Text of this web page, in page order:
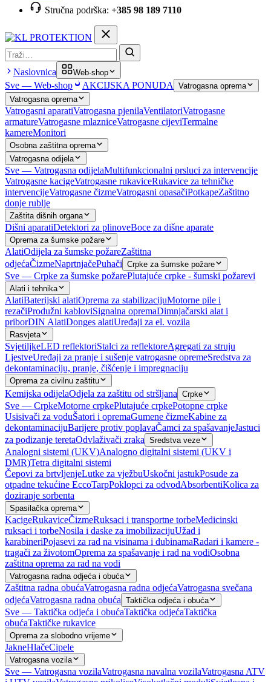
Stručna podrška: +385 98 189 7110
Pretraga
Naslovnica Web-shop
Sve — Web-shop AKCIJSKA PONUDA
Vatrogasna oprema
Vatrogasna oprema
Vatrogasni aparatiVatrogasna pjenilaVentilatoriVatrogasne
armatureVatrogasne mlazniceVatrogasne cijeviTermalne
kamereMonitori
Osobna zaštitna oprema
Vatrogasna odijela
Sve — Vatrogasna odijelaMultifunkcionalni prsluci za intervencije
Vatrogasne kacigeVatrogasne rukaviceRukavice za tehničke
intervencijeVatrogasne čizmeVatrogasni opasačiPotkapeZaštitno
donje rublje
Zaštita dišnih organa
Dišni aparatiDetektori za plinoveBoce za dišne aparate
Oprema za šumske požare
AlatiOdijela za šumske požareZaštitna
odjećaČizmeNaprtnjačePuhači Crpke za šumske požare
Sve — Crpke za šumske požarePlutajuće crpke - šumski požarevi
Alati i tehnika
AlatiBaterijski alatiOprema za stabilizacijuMotorne pile i
rezačiProdužni kabloviSignalna opremaDimnjačarski alat i
priborDIN AlatiDonges alatiUređaji za el. vozila
Rasvjeta
SvjetiljkeLED reflektoriStalci za reflektoreAgregati za struju
LjestveUređaji za pranje i sušenje vatrogasne opremeSredstva za
dekontaminaciju, pranje, čišćenje i impregnaciju
Oprema za civilnu zaštitu
Kemijska odijelaOdjela za zaštitu od stršljana Crpke
Sve — CrpkeMotorne crpkePlutajuće crpkePotopne crpke
Usisivači za voduŠatori i opremaGumene čizmeKabine za
dekontaminacijuBarijere protiv poplavaČamci za spašavanjeJastuci
za podizanje teretaOdvlaživači zraka Sredstva veze
Analogni sistemi (UKV)Analogno digitalni sistemi (UKV i
DMR)Tetra digitalni sistemi
Čepovi za brtvljenjeLutke za vježbuUskočni jastukPosude za
otpadne tekućine EccoTarpPoklopci za odvodAbsorbentiKolica za
doziranje sorbenta
Spasilačka oprema
KacigeRukaviceČizmeRuksaci i transportne torbeMedicinski
ruksaci i torbeNosila i daske za imobilizacijuUžad i
karabineriPojasevi za rad na visinama i dubinamaRadari i kamere -
tragači za životomOprema za spašavanje i rad na vodiOsobna
zaštitna oprema za rad na vodi
Vatrogasna radna odjeća i obuća
Zaštitna radna obućaVatrogasna radna odjećaVatrogasna svečana
odjećaVatrogasna radna obuća Taktička odjeća i obuća
Sve — Taktička odjeća i obućaTaktička odjećaTaktička
obućaTaktičke rukavice
Oprema za slobodno vrijeme
JakneHlačeCipele
Vatrogasna vozila
Sve — Vatrogasna vozilaVatrogasna navalna vozilaVatrogasna ATV